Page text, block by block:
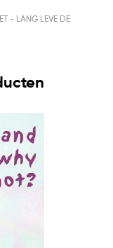
- LANG LEVE DE